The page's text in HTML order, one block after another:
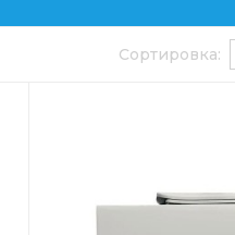
Сортировка: